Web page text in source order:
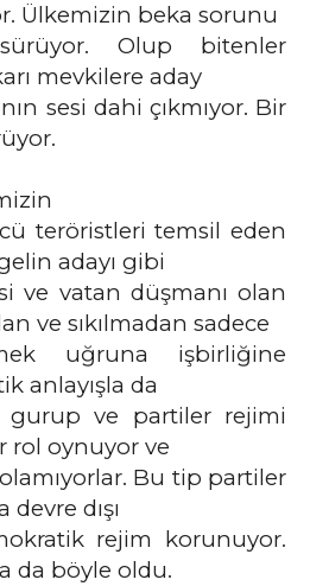
Ülkemizin beka sorunu
Olup bitenler
mevkilere aday
sesi dahi çıkmıyor. Bir
teröristleri temsil eden
adayı gibi
ve vatan düşmanı olan
ve sıkılmadan sadece
uğruna işbirliğine
anlayışla da
gurup ve partiler rejimi
rol oynuyor ve
Bu tip partiler
devre dışı
rejim korunuyor.
da böyle oldu.